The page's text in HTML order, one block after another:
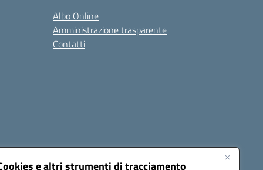
e altri strumenti di tracciamento
Albo Online
Amministrazione trasparente
Contatti